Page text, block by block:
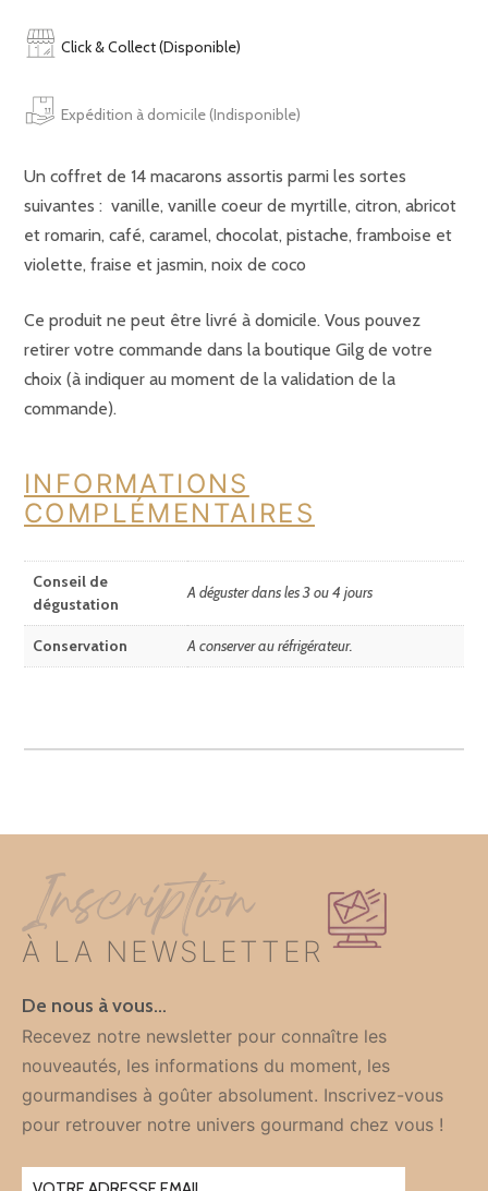
-
de
14
Click & Collect (Disponible)
Expédition à domicile (Indisponible)
Un coffret de 14 macarons assortis parmi les sortes
suivantes : vanille, vanille coeur de myrtille, citron, abricot
et romarin, café, caramel, chocolat, pistache, framboise et
violette, fraise et jasmin, noix de coco
Ce produit ne peut être livré à domicile. Vous pouvez
retirer votre commande dans la boutique Gilg de votre
choix (à indiquer au moment de la validation de la
commande).
INFORMATIONS
COMPLÉMENTAIRES
Conseil de
dégustation
A déguster dans les 3 ou 4 jours
Conservation A conserver au réfrigérateur.
Inscription
À LA NEWSLETTER
De nous à vous…
Recevez notre newsletter pour connaître les
nouveautés, les informations du moment, les
gourmandises à goûter absolument. Inscrivez-vous
pour retrouver notre univers gourmand chez vous !